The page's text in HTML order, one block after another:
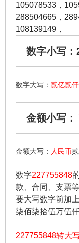
105078533 ，
288504665 ，
108139149 ，
数字小写：
数字大写： 贰亿贰
金额小写：
金额大写： 人民币
数字227755848
款、合同、支票
要大写数字前加
柒佰柒拾伍万伍
227755848转大